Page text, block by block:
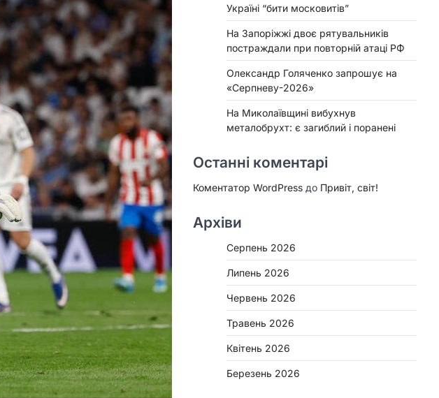
Україні “бити московитів”
На Запоріжжі двоє рятувальників
постраждали при повторній атаці РФ
Олександр Голяченко запрошує на
«Серпневу-2026»
На Миколаївщині вибухнув
металобрухт: є загиблий і поранені
Останні коментарі
Коментатор WordPress до Привіт, світ!
Архіви
Серпень 2026
Липень 2026
Червень 2026
Травень 2026
Квітень 2026
Березень 2026